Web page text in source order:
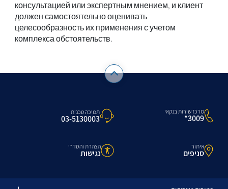
консультацией или экспертным мнением, и клиент
должен самостоятельно оценивать
целесообразность их применения с учетом
комплекса обстоятельств.
מרכז שירות בנקאי
3009*
תמיכה טכנית
03-5130003
איתור
סניפים
הצהרת והסדרי
נגישות